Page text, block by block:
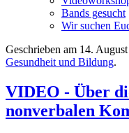
Bands gesucht
Wir suchen
Geschrieben am 14.
Gesundheit und Bildung.
VIDEO - Über
nonverbalen